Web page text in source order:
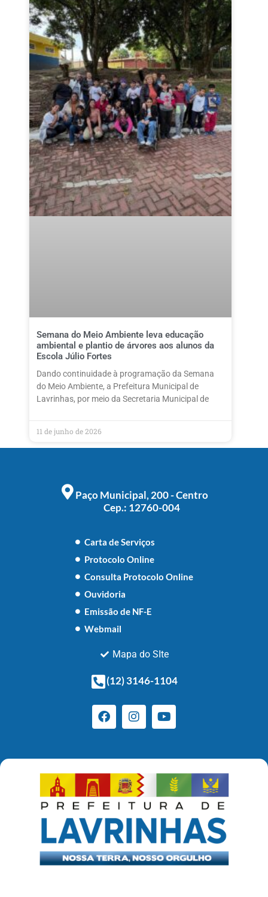
Semana do Meio Ambiente leva educação
ambiental e plantio de árvores aos alunos da
Escola Júlio Fortes
Dando continuidade à programação da Semana
do Meio Ambiente, a Prefeitura Municipal de
Lavrinhas, por meio da Secretaria Municipal de
11 de junho de 2026
Paço Municipal, 200 - Centro
Cep.: 12760-004
Carta de Serviços
Protocolo Online
Consulta Protocolo Online
Ouvidoria
Emissão de NF-E
Webmail
Mapa do SIte
(12) 3146-1104